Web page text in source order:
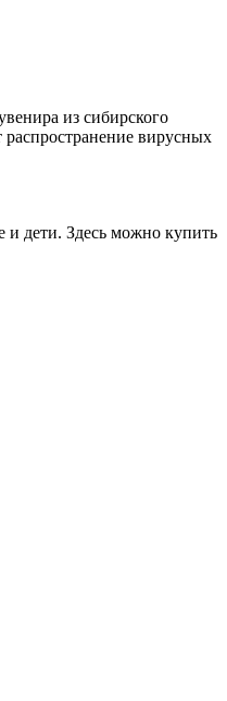
из сибирского
распространение вирусных
дети. Здесь можно купить